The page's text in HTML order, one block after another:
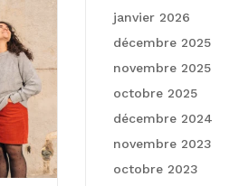
janvier 2026
décembre 2025
novembre 2025
octobre 2025
décembre 2024
novembre 2023
octobre 2023